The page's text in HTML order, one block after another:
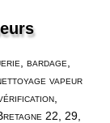
bardage,
vapeur
22, 29,